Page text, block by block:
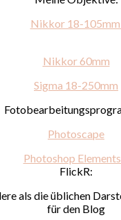
Nikkor 18-105mm
Nikkor 60mm
Sigma 18-250mm
Photoscape
Photoshop
FlickR:
als die üblichen
für den Blog